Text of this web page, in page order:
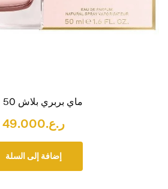
ماي بربري بلاش 50 ملي
ر.ع.49.000
إضافة إلى السلة